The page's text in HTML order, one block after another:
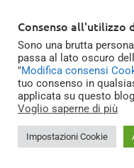
content
Welcome to
Consenso all'utilizzo
Sono una brutta
passa al lato oscuro
"Modifica consensi
tuo consenso in
applicata su questo
Voglio saperne di più
Impostazioni Cookie